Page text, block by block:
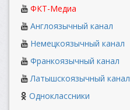
ФКТ-Медиа
Англоязычный канал
Немецкоязычный канал
Франкоязычный канал
Латышскоязычный канал
Одноклассники